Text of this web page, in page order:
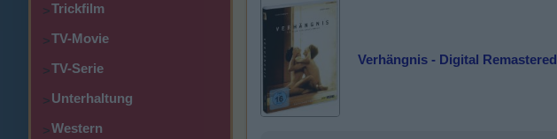
>Trickfilm
>TV-Movie
>TV-Serie
>Unterhaltung
>Western
Verhängnis - Digital Remastered